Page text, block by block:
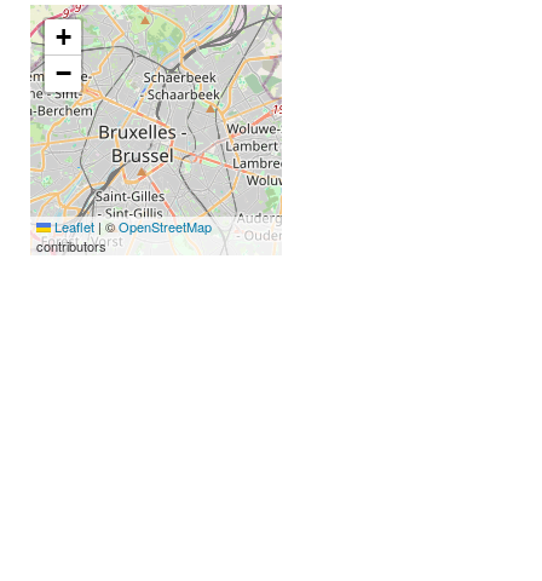
Map Result
+
−
Leaflet | ©OpenStreetMap
contributors